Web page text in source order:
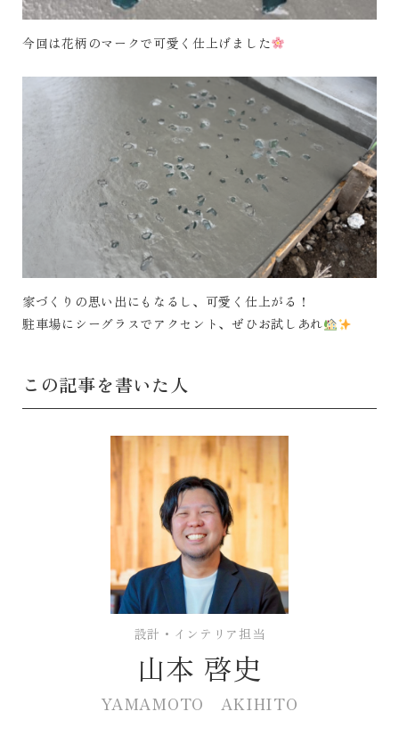
今回は花柄のマークで可愛く仕上げました
家づくりの思い出にもなるし、可愛く仕上がる！
駐車場にシーグラスでアクセント、ぜひお試しあれ
この記事を書いた人
設計・インテリア担当
山本 啓史
YAMAMOTO AKIHITO